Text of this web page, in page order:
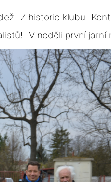
Z historie klubu
V neděli první jarní